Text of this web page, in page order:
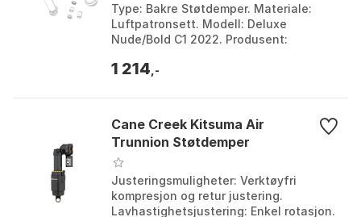
Type: Bakre Støtdemper. Materiale:
Luftpatronsett. Modell: Deluxe
Nude/Bold C1 2022. Produsent:
One Size.
1 214 ,-
Cane Creek Kitsuma Air
Trunnion Støtdemper
Justeringsmuligheter: Verktøyfri
kompresjon og retur justering.
Lavhastighetsjustering: Enkel rotasjon.